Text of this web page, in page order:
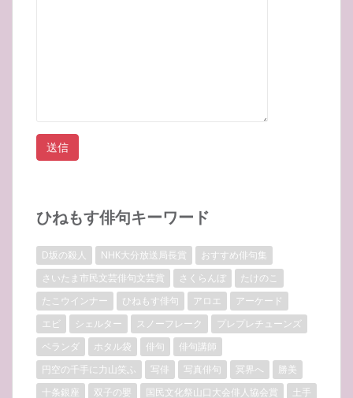
ひねもす俳句キーワード
D坂の殺人 NHK大分放送局長賞
おすすめ俳句集
さいたま市民文芸俳句文芸賞
さくらんぼ
たけのこ
たこウインナー
ひねもす俳句 アロエ
アーケード
エビ
シェルター スノーフレーク
プレプレチューンズ
ベランダ
ホタル袋 俳句
俳句講師
円空の千手に力山笑ふ
写俳 写真俳句 冥界へ
勝美
十条銀座
双子の嬰 国民文化祭山口大会俳人協会賞 土手